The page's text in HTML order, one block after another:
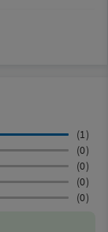
(1)
(0)
(0)
(0)
(0)